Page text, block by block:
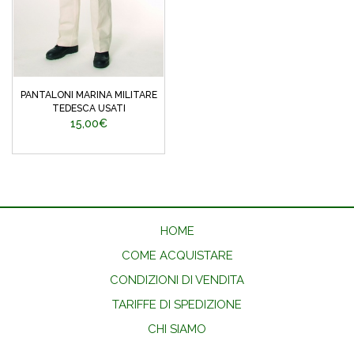
PANTALONI MARINA MILITARE
TEDESCA USATI
15,00€
HOME
COME ACQUISTARE
CONDIZIONI DI VENDITA
TARIFFE DI SPEDIZIONE
CHI SIAMO